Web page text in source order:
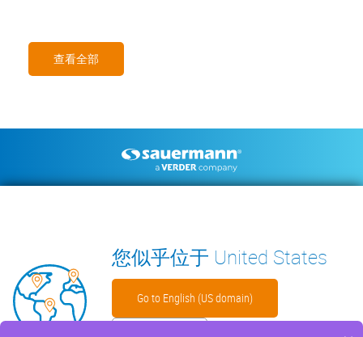
查看全部
WECHAT
您似乎位于 United States
Go to English (US domain)